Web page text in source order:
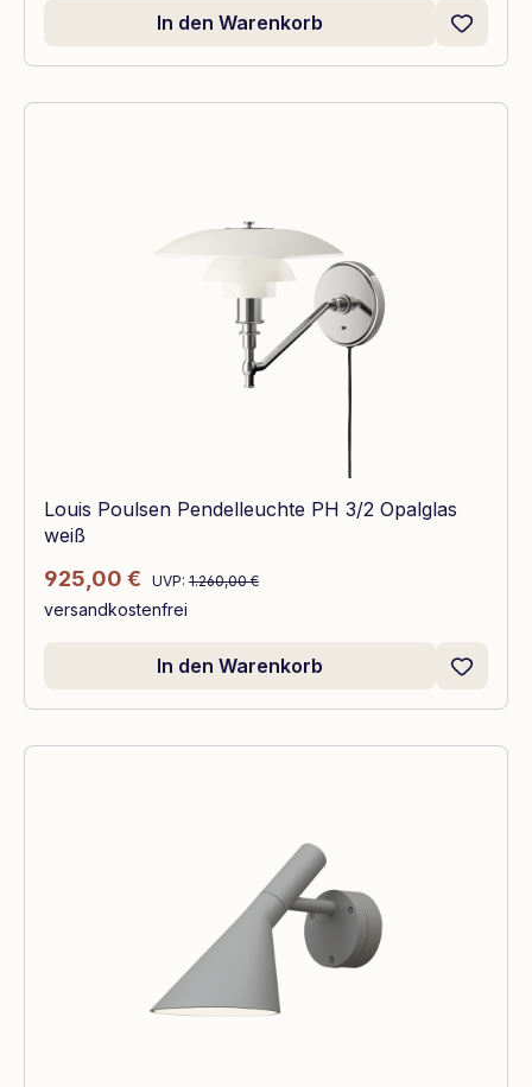
In den Warenkorb
Louis Poulsen Pendelleuchte PH 3/2 Opalglas
weiß
Verkaufspreis:
925,00 € Regulärer Preis:
UVP: 1.260,00 €
versandkostenfrei
In den Warenkorb